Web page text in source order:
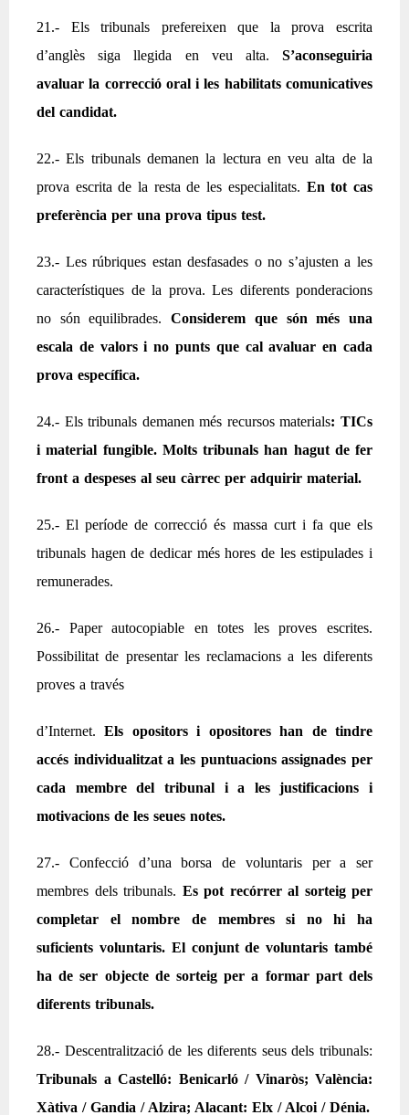
21.- Els tribunals prefereixen que la prova escrita
d’anglès siga llegida en veu alta. S’aconseguiria
avaluar la correcció oral i les habilitats comunicatives
del candidat.
22.- Els tribunals demanen la lectura en veu alta de la
prova escrita de la resta de les especialitats. En tot cas
preferència per una prova tipus test.
23.- Les rúbriques estan desfasades o no s’ajusten a les
característiques de la prova. Les diferents ponderacions
no són equilibrades.Considerem que són més una
escala de valors i no punts que cal avaluar en cada
prova específica.
24.- Els tribunals demanen més recursos materials: TICs
i material fungible. Molts tribunals han hagut de fer
front a despeses al seu càrrec per adquirir material.
25.- El període de correcció és massa curt i fa que els
tribunals hagen de dedicar més hores de les estipulades i
remunerades.
26.- Paper autocopiable en totes les proves escrites.
Possibilitat de presentar les reclamacions a les diferents
proves a través
d’Internet.Els opositors i opositores han de tindre
accés individualitzat a les puntuacions assignades per
cada membre del tribunal i a les justificacions i
motivacions de les seues notes.
27.- Confecció d’una borsa de voluntaris per a ser
membres dels tribunals. Es pot recórrer al sorteig per
completar el nombre de membres si no hi ha
suficients voluntaris. El conjunt de voluntaris també
ha de ser objecte de sorteig per a formar part dels
diferents tribunals.
28.- Descentralització de les diferents seus dels tribunals:
Tribunals a Castelló: Benicarló / Vinaròs; València:
Xàtiva / Gandia / Alzira; Alacant: Elx / Alcoi / Dénia.